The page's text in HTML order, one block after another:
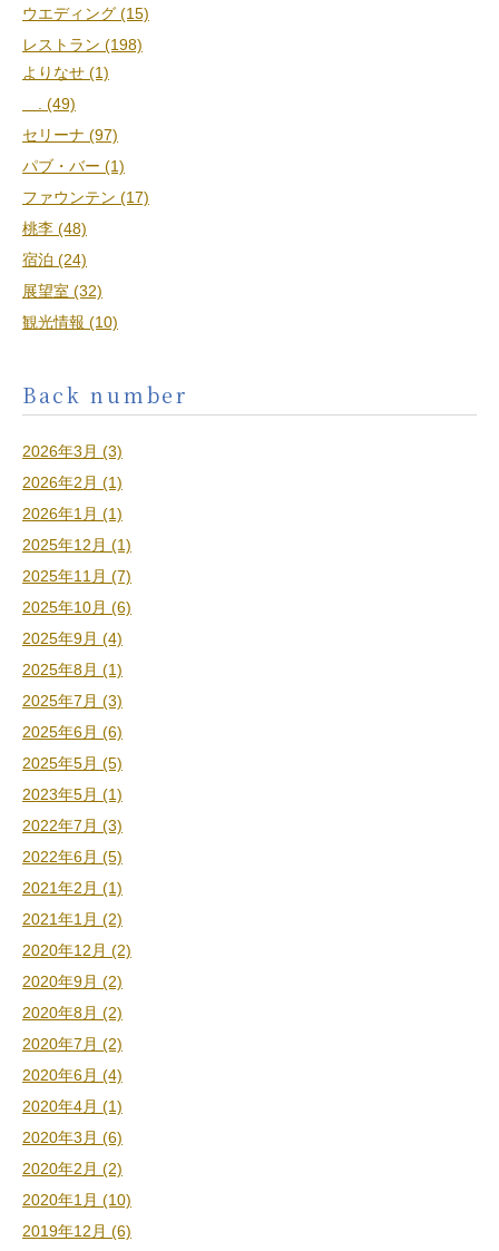
ウエディング (15)
レストラン (198)
よりなせ (1)
. (49)
セリーナ (97)
パブ・バー (1)
ファウンテン (17)
桃李 (48)
宿泊 (24)
展望室 (32)
観光情報 (10)
Back number
2026年3月 (3)
2026年2月 (1)
2026年1月 (1)
2025年12月 (1)
2025年11月 (7)
2025年10月 (6)
2025年9月 (4)
2025年8月 (1)
2025年7月 (3)
2025年6月 (6)
2025年5月 (5)
2023年5月 (1)
2022年7月 (3)
2022年6月 (5)
2021年2月 (1)
2021年1月 (2)
2020年12月 (2)
2020年9月 (2)
2020年8月 (2)
2020年7月 (2)
2020年6月 (4)
2020年4月 (1)
2020年3月 (6)
2020年2月 (2)
2020年1月 (10)
2019年12月 (6)